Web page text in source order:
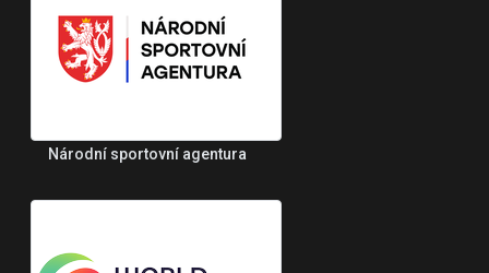
Národní sportovní agentura